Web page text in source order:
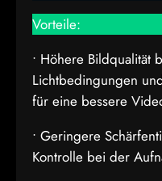
Vorteile:
• Höhere Bildqualität
Lichtbedingungen
für eine bessere
• Geringere
Kontrolle bei der